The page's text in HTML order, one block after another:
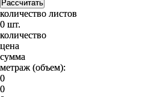
Рассчитать
количество листов
0 шт.
количество
цена
сумма
метраж (объем):
0
0